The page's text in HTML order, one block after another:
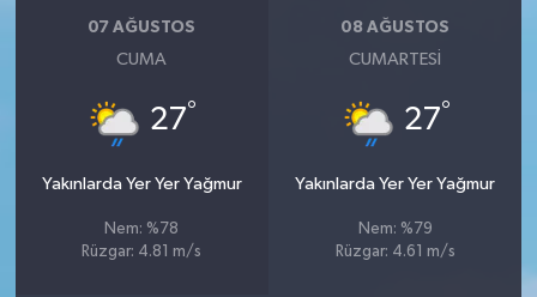
07 AĞUSTOS
CUMA
27°
Yakınlarda Yer Yer Yağmur
Nem: %78
Rüzgar: 4.81 m/s
08 AĞUSTOS
CUMARTESI
27°
Yakınlarda Yer Yer Yağmur
Nem: %79
Rüzgar: 4.61 m/s